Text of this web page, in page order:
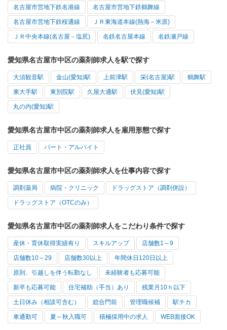
名古屋市営地下鉄名港線 名古屋市営地下鉄鶴舞線
名古屋市営地下鉄桜通線 ＪＲ東海道本線(熱海－米原)
ＪＲ中央本線(名古屋－塩尻) 名鉄名古屋本線 名鉄瀬戸線
愛知県名古屋市中区の薬剤師求人を駅で探す
大須観音駅 金山(愛知)駅 上前津駅 栄(名古屋)駅 鶴舞駅
東大手駅 東別院駅 久屋大通駅 伏見(愛知)駅
丸の内(愛知)駅
愛知県名古屋市中区の薬剤師求人を雇用形態で探す
正社員 パート・アルバイト
愛知県名古屋市中区の薬剤師求人を仕事内容で探す
調剤薬局 病院・クリニック ドラッグストア（調剤併設）
ドラッグストア（OTCのみ）
愛知県名古屋市中区の薬剤師求人をこだわり条件で探す
産休・育休取得実績有り スキルアップ 店舗数1～9
店舗数10～29 店舗数30以上 年間休日120日以上
原則、引越しを伴う転勤なし 未経験者も応募可能
新卒も応募可能 住宅補助（手当）あり 残業月10ｈ以下
土日休み（相談可含む） 総合門前 管理職候補 駅チカ
車通勤可 夏～秋入職可 積極採用中の求人 WEB面接OK